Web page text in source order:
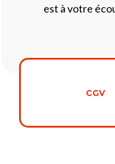
est à votre
CGV